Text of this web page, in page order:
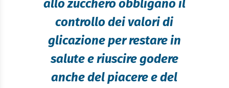
allo zucchero obbligano il
controllo dei valori di
glicazione per restare in
salute e riuscire godere
anche del piacere e del